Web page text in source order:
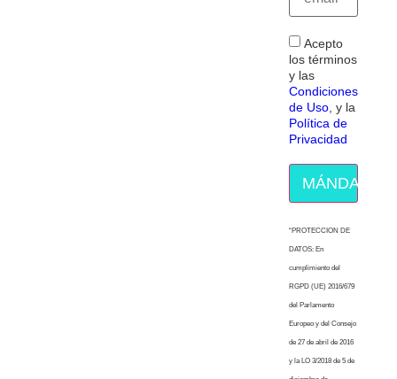
Acepto
los términos
y las
Condiciones
de Uso , y la
Política de
Privacidad
MÁNDAME
“PROTECCION DE
DATOS: En
cumplimiento del
RGPD (UE) 2016/679
del Parlamento
Europeo y del Consejo
de 27 de abril de 2016
y la LO 3/2018 de 5 de